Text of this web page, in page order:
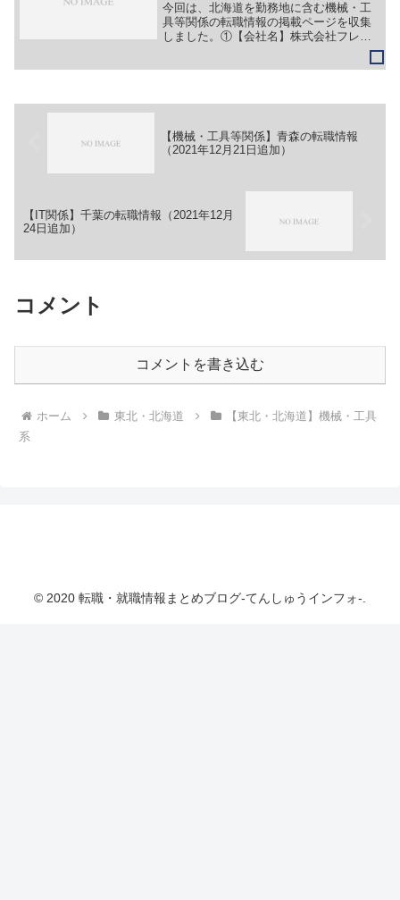
今回は、北海道を勤務地に含む機械・工
具等関係の転職情報の掲載ページを収集
しました。①【会社名】株式会社フレイ
他 技術職（２）企画職【勤務地】北海
【機械・工具等関係】青森の転職情報
（2021年12月21日追加）
【IT関係】千葉の転職情報（2021年12月
24日追加）
コメント
コメントを書き込む
ホーム 東北・北海道
【東北・北海道】機械・工具
系
© 2020 転職・就職情報まとめブログ-てんしゅうインフォ-.